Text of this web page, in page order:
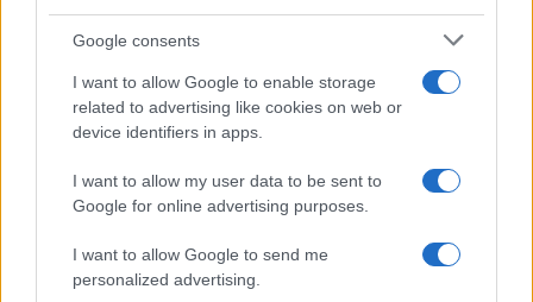
Google consents
I want to allow Google to enable storage
related to advertising like cookies on web or
device identifiers in apps.
I want to allow my user data to be sent to
Google for online advertising purposes.
I want to allow Google to send me
personalized advertising.
SPORTS
06/08/2021 - 00:34
Ολυμπιακοί Αγώνες: Το ελληνικό